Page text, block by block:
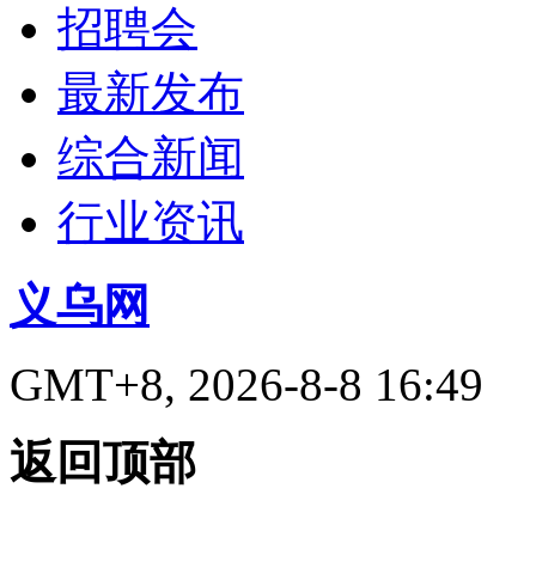
招聘会
最新发布
综合新闻
行业资讯
义乌网
GMT+8, 2026-8-8 16:49
返回顶部